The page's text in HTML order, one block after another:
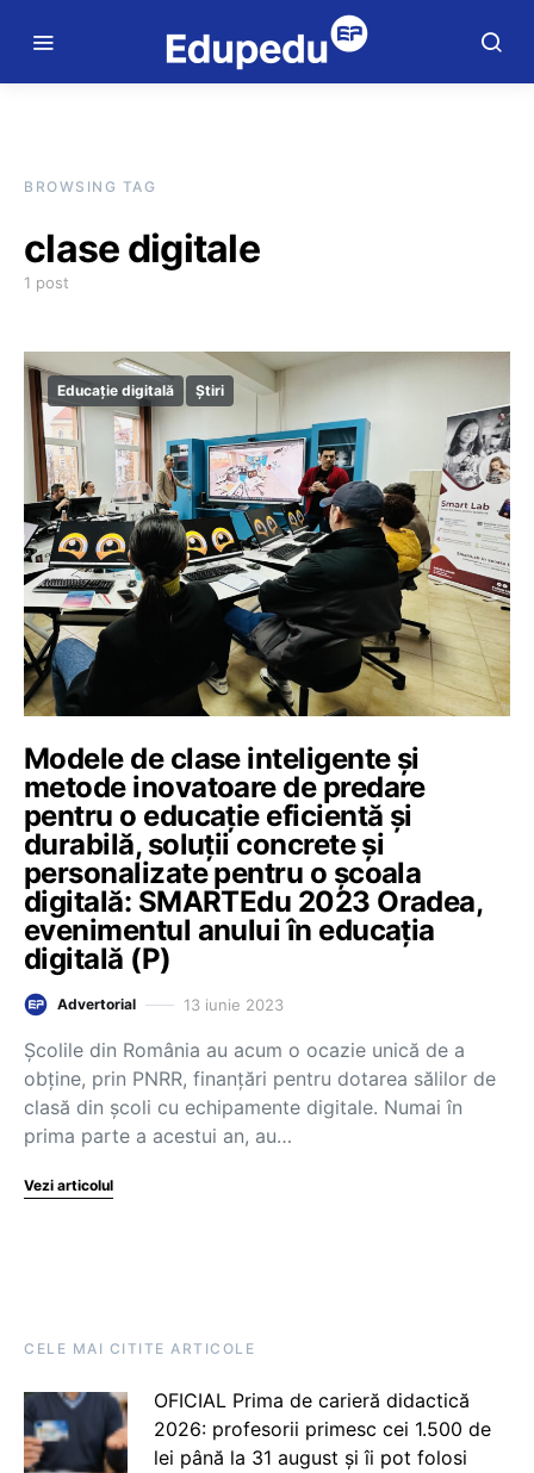
BROWSING TAG
clase digitale
1 post
Educație digitală Știri
Modele de clase inteligente și
metode inovatoare de predare
pentru o educație eficientă și
durabilă, soluții concrete și
personalizate pentru o școala
digitală: SMARTEdu 2023 Oradea,
evenimentul anului în educația
digitală (P)
Advertorial 13 iunie 2023
Școlile din România au acum o ocazie unică de a
obține, prin PNRR, finanțări pentru dotarea sălilor de
clasă din școli cu echipamente digitale. Numai în
prima parte a acestui an, au…
Vezi articolul
CELE MAI CITITE ARTICOLE
OFICIAL Prima de carieră didactică
2026: profesorii primesc cei 1.500 de
lei până la 31 august și îi pot folosi